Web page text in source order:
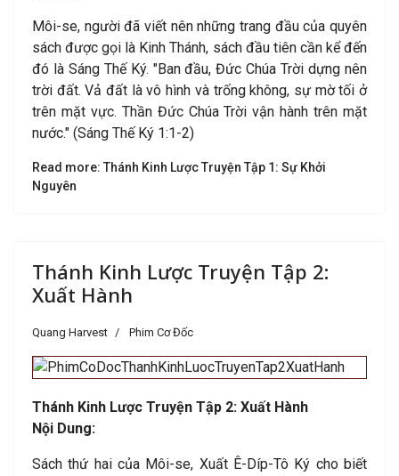
Môi-se, người đã viết nên những trang đầu của quyên
sách được gọi là Kinh Thánh, sách đầu tiên cần kể đến
đó là Sáng Thế Ký. "Ban đầu, Đức Chúa Trời dựng nên
trời đất. Vả đất là vô hình và trống không, sự mờ tối ở
trên mặt vực. Thần Đức Chúa Trời vận hành trên mặt
nước." (Sáng Thế Ký 1:1-2)
Read more: Thánh Kinh Lược Truyện Tập 1: Sự Khởi
Nguyên
Thánh Kinh Lược Truyện Tập 2:
Xuất Hành
Quang Harvest Phim Cơ Đốc
Thánh Kinh Lược Truyện Tập 2: Xuất Hành
Nội Dung:
Sách thứ hai của Môi-se, Xuất Ê-Díp-Tô Ký cho biết